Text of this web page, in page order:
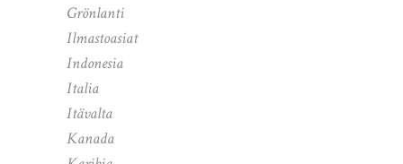
Grönlanti
Ilmastoasiat
Indonesia
Italia
Itävalta
Kanada